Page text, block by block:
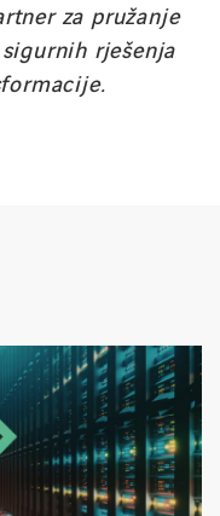
za pružanje
rješenja